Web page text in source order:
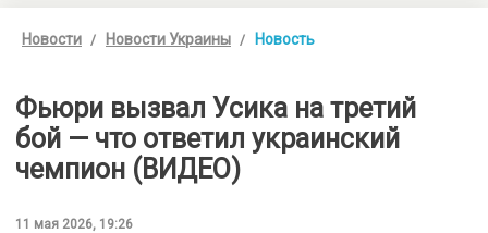
Новости Новости Украины Новость
Фьюри вызвал Усика на третий
бой — что ответил украинский
чемпион (ВИДЕО)
11 мая 2026, 19:26